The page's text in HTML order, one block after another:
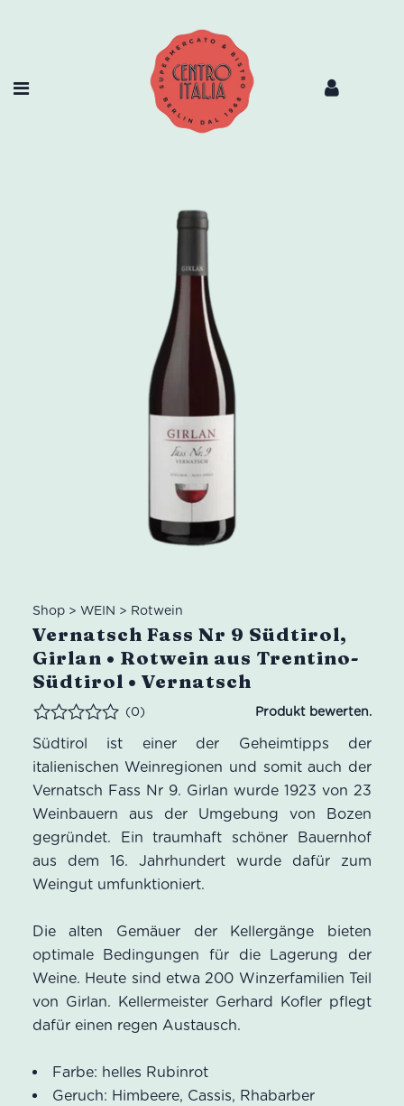
Shop> WEIN > Rotwein
Vernatsch Fass Nr 9 Südtirol,
Girlan • Rotwein aus Trentino-
Südtirol • Vernatsch
Bewertet
(0)
Südtirol ist einer der Geheimtipps der
italienischen Weinregionen und somit auch der
Vernatsch Fass Nr 9. Girlan wurde 1923 von 23
Weinbauern aus der Umgebung von Bozen
gegründet. Ein traumhaft schöner Bauernhof
aus dem 16. Jahrhundert wurde dafür zum
Weingut umfunktioniert.
Die alten Gemäuer der Kellergänge bieten
optimale Bedingungen für die Lagerung der
Weine. Heute sind etwa 200 Winzerfamilien Teil
von Girlan. Kellermeister Gerhard Kofler pflegt
dafür einen regen Austausch.
Farbe: helles Rubinrot
Geruch: Himbeere, Cassis, Rhabarber